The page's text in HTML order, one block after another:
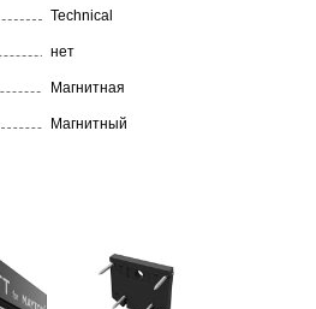
Technical
нет
Магнитная
Магнитный